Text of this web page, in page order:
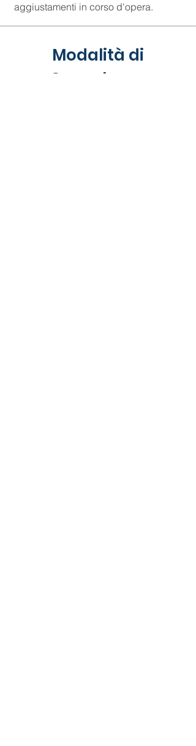
aggiustamenti in corso d'opera.
Modalità di
Consulenza